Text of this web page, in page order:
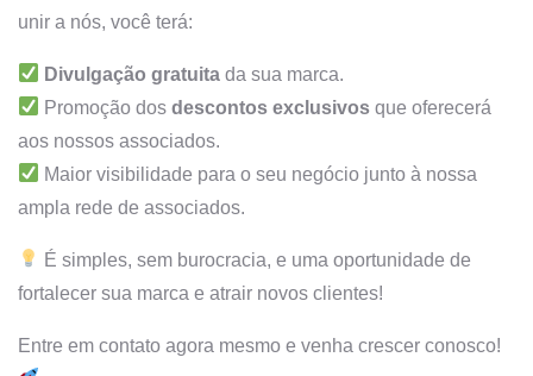
unir a nós, você terá:
Divulgação gratuita da sua marca.
Promoção dosdescontos exclusivos que oferecerá
aos nossos associados.
Maior visibilidade para o seu negócio junto à nossa
ampla rede de associados.
É simples, sem burocracia, e uma oportunidade de
fortalecer sua marca e atrair novos clientes!
Entre em contato agora mesmo e venha crescer conosco!